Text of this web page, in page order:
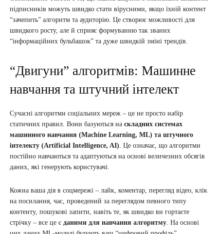
підписників можуть швидко стати вірусними, якщо їхній контент
“зачепить” алгоритм та аудиторію. Це створює можливості для
швидкого росту, але й сприяє формуванню так званих
“інформаційних бульбашок” та дуже швидкій зміні трендів.
“Двигуни” алгоритмів: Машинне
навчання та штучний інтелект
Сучасні алгоритми соціальних мереж – це не просто набір
статичних правил. Вони базуються на складних системах
машинного навчання (Machine Learning, ML) та штучного
інтелекту (Artificial Intelligence, AI) . Це означає, що алгоритми
постійно навчаються та адаптуються на основі величезних обсягів
даних, які генерують користувачі.
Кожна ваша дія в соцмережі – лайк, коментар, перегляд відео, клік
на посилання, час, проведений за переглядом певного типу
контенту, пошукові запити, навіть те, як швидко ви гортаєте
стрічку – все це є даними для навчання алгоритму . На основі